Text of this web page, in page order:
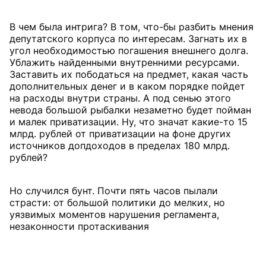
В чем была интрига? В том, что-бы разбить мнения
депутатского корпуса по интересам. Загнать их в
угол необходимостью погашения внешнего долга.
Ублажить найденными внутренними ресурсами.
Заставить их пободаться на предмет, какая часть
дополнительных денег и в каком порядке пойдет
на расходы внутри страны. А под сенью этого
невода большой рыбалки незаметно будет пойман
и малек приватизации. Ну, что значат какие-то 15
млрд. рублей от приватизации на фоне других
источников допдоходов в пределах 180 млрд.
рублей?
Но случился бунт. Почти пять часов пылали
страсти: от большой политики до мелких, но
уязвимых моментов нарушения регламента,
незаконности протаскивания